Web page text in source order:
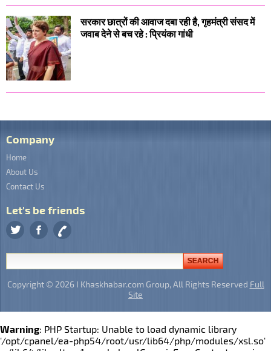
सरकार छात्रों की आवाज दबा रही है, गृहमंत्री संसद में
जवाब देने से बच रहे : प्रियंका गांधी
Company
Home
About Us
Contact Us
Let's be friends
Copyright © 2026 I Khaskhabar.com Group, All Rights Reserved Full
Site
Warning: PHP Startup: Unable to load dynamic library
'/opt/cpanel/ea-php54/root/usr/lib64/php/modules/xsl.so'